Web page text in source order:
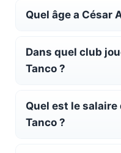
Quel âge a César
Dans quel club
Tanco ?
Quel est le
Tanco ?